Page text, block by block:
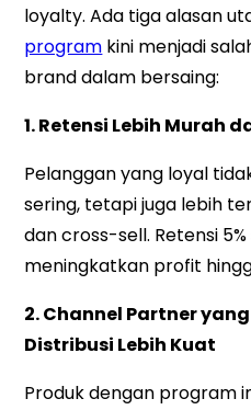
loyalty. Ada tiga alasan
program kini menjadi
brand dalam bersaing:
1. Retensi Lebih Murah
Pelanggan yang loyal
sering, tetapi juga lebih
dan cross-sell. Retensi
meningkatkan profit
2. Channel Partner
Distribusi Lebih Kuat
Produk dengan program